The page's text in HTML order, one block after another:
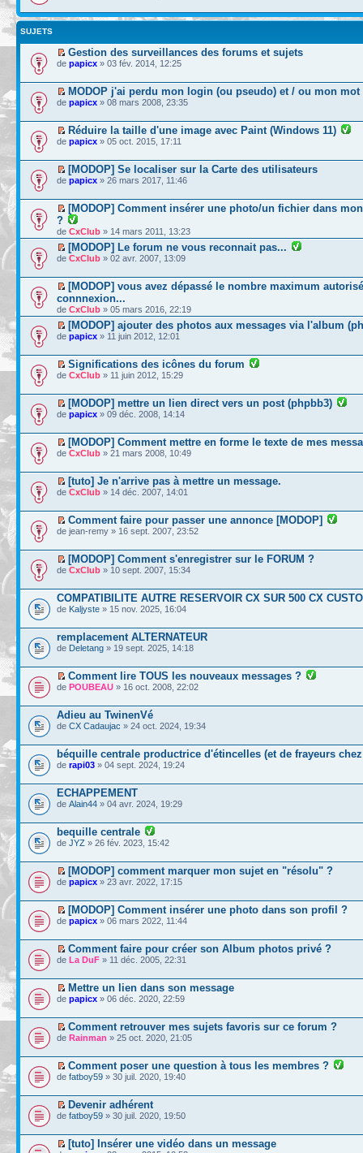
SUJETS
Gestion des surveillances des forums et sujets
de papicx » 03 fév. 2014, 12:25
MODOP j'ai perdu mon login (ou pseudo) et / ou mon mot
de papicx » 08 mars 2008, 23:35
Réduire la taille d'une image avec Paint (Windows 11)
de papicx » 05 oct. 2015, 17:11
[MODOP] Se localiser sur la Carte des utilisateurs
de papicx » 26 mars 2017, 11:46
[MODOP] Comment insérer une photo/un fichier dans
?
de CxClub » 14 mars 2011, 13:23
[MODOP] Le forum ne vous reconnait pas...
de CxClub » 02 avr. 2007, 13:09
[MODOP] vous avez dépassé le nombre maximum
connnexion...
de CxClub » 05 mars 2016, 22:19
[MODOP] ajouter des photos aux messages via l'album
de papicx » 11 juin 2012, 12:01
Significations des icônes du forum
de CxClub » 11 juin 2012, 15:29
[MODOP] mettre un lien direct vers un post (phpbb3)
de papicx » 09 déc. 2008, 14:14
[MODOP] Comment mettre en forme le texte de mes
de CxClub » 21 mars 2008, 10:49
[tuto] Je n'arrive pas à mettre un message.
de CxClub » 14 déc. 2007, 14:01
Comment faire pour passer une annonce [MODOP]
de jean-remy » 16 sept. 2007, 23:52
[MODOP] Comment s'enregistrer sur le FORUM ?
de CxClub » 10 sept. 2007, 15:34
COMPATIBILITE AUTRE RESERVOIR CX SUR 500 CX
de Kaljyste » 15 nov. 2025, 16:04
remplacement ALTERNATEUR
de Deletang » 19 sept. 2025, 14:18
Comment lire TOUS les nouveaux messages ?
de POUBEAU » 16 oct. 2008, 22:02
Adieu au TwinenVé
de CX Cadaujac » 24 oct. 2024, 19:34
béquille centrale productrice d'étincelles (et de frayeurs
de rapi03 » 04 sept. 2024, 19:24
ECHAPPEMENT
de Alain44 » 04 avr. 2024, 19:29
bequille centrale
de JYZ » 26 fév. 2023, 15:42
[MODOP] comment marquer mon sujet en "résolu" ?
de papicx » 23 avr. 2022, 17:15
[MODOP] Comment insérer une photo dans son profil ?
de papicx » 06 mars 2022, 11:44
Comment faire pour créer son Album photos privé ?
de La DuF » 11 déc. 2005, 22:31
Mettre un lien dans son message
de papicx » 06 déc. 2020, 22:59
Comment retrouver mes sujets favoris sur ce forum ?
de Rainman » 25 oct. 2020, 21:05
Comment poser une question à tous les membres ?
de fatboy59 » 30 juil. 2020, 19:40
Devenir adhérent
de fatboy59 » 30 juil. 2020, 19:50
[tuto] Insérer une vidéo dans un message